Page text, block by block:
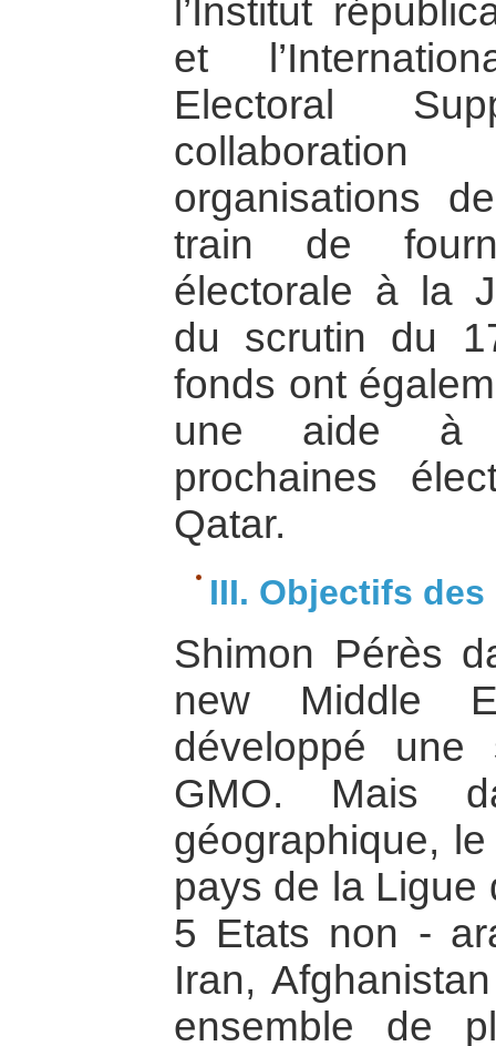
l’Institut
et
Electoral
organisations
train de
électorale à la
du scrutin du
fonds ont
une aide à
prochaines
Qatar.
III. Objectifs
Shimon Pérès
new Middle
développé une
GMO. Mais
géographique,
pays de la Ligue
5 Etats non -
Iran,
ensemble de